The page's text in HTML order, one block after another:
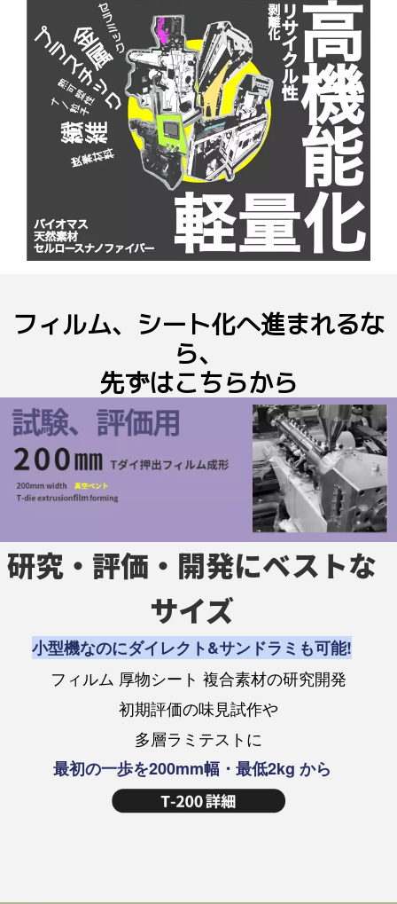
フィルム、シート化へ進まれるな
ら、
先ずはこちらから
研究・評価・開発にベストな
サイズ
小型機なのにダイレクト&サンドラミも可能!
フィルム 厚物シート 複合素材の研究開発
初期評価の味見試作や
多層ラミテストに
最初の一歩を200mm幅・最低2kg から